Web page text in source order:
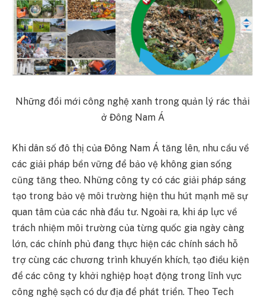
Những đổi mới công nghệ xanh trong quản lý rác thải
ở Đông Nam Á
Khi dân số đô thị của Đông Nam Á tăng lên, nhu cầu về
các giải pháp bền vững để bảo vệ không gian sống
cũng tăng theo. Những công ty có các giải pháp sáng
tạo trong bảo vệ môi trường hiện thu hút mạnh mẽ sự
quan tâm của các nhà đầu tư. Ngoài ra, khi áp lực về
trách nhiệm môi trường của từng quốc gia ngày càng
lớn, các chính phủ đang thực hiện các chính sách hỗ
trợ cùng các chương trình khuyến khích, tạo điều kiện
để các công ty khởi nghiệp hoạt động trong lĩnh vực
công nghệ sạch có dư địa để phát triển. Theo Tech